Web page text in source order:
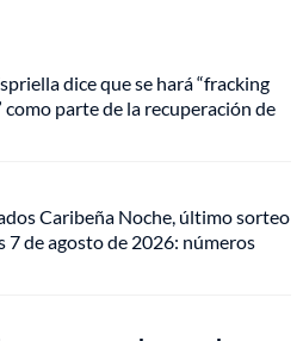
dice que se hará “fracking
como parte de la recuperación de
Caribeña Noche, último sorteo
7 de agosto de 2026: números